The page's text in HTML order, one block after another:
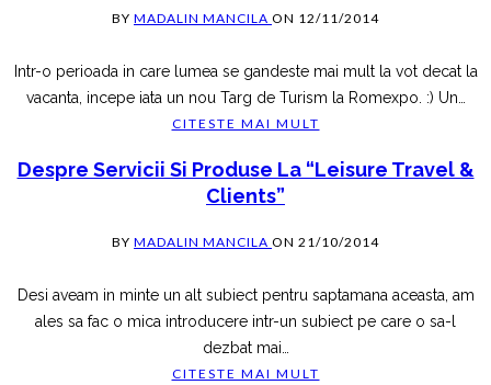
BY MADALIN MANCILA ON 12/11/2014
Intr-o perioada in care lumea se gandeste mai mult la vot decat la
vacanta, incepe iata un nou Targ de Turism la Romexpo. :) Un
CITESTE MAI MULT
Despre Servicii Si Produse La “Leisure Travel &
Clients”
BY MADALIN MANCILA ON 21/10/2014
Desi aveam in minte un alt subiect pentru saptamana aceasta, am
ales sa fac o mica introducere intr-un subiect pe care o sa-l
dezbat mai
CITESTE MAI MULT